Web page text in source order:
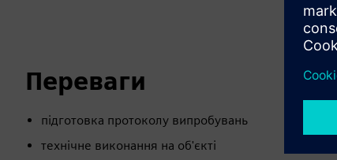
Переваги
підготовка протоколу випробувань
технічне виконання на об'єкті